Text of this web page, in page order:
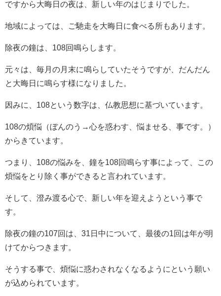
ですから大晦日の夜は、新しい年のはじまりでした。
地域によっては、ご馳走を大晦日に食べる所もあります。
除夜の鐘は、108回鳴らします。
元々は、毎月の月末に鳴らしていたそうですが、だんだん
と大晦日に鳴らす様になりました。
因みに、108という数字は、仏教思想に基づいています。
108の煩悩（ぼんのう→心を惑わす、悩ませる、事です。）
からきています。
つまり、108の悩みを、鐘を108回鳴らす事によって、この
煩悩をとり除く事ができると言われています。
そして、澄み渡る心で、新しい年を迎えようという事で
す。
除夜の鐘の107回は、31日中について、最後の1回は年が明
けてからつきます。
そうする事で、煩悩に惑わされなくなるようにという願い
が込められています。